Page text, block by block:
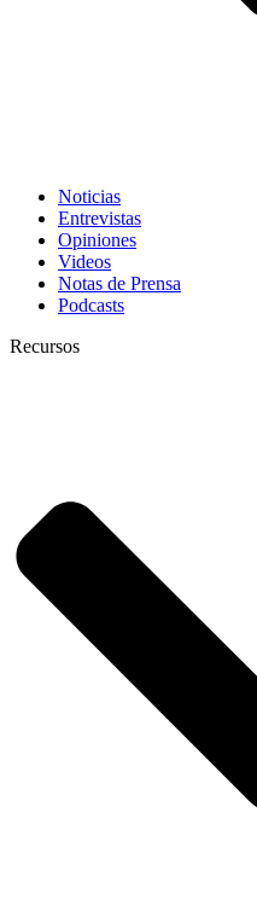
Noticias
Entrevistas
Opiniones
Videos
Notas de Prensa
Podcasts
Recursos